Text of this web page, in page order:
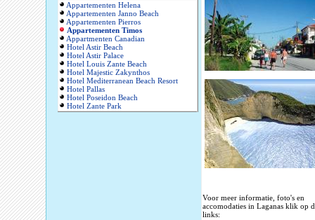
Appartementen Helena
Appartementen Janno Beach
Appartementen Pierros
Appartementen Timos
Appartmenten Canadian
Hotel Astir Beach
Hotel Astir Palace
Hotel Louis Zante Beach
Hotel Majestic Zakynthos
Hotel Mediterranean Beach Resort
Hotel Pallas
Hotel Poseidon Beach
Hotel Zante Park
Voor meer informatie, foto's en
accomodaties in Laganas klik op
links: